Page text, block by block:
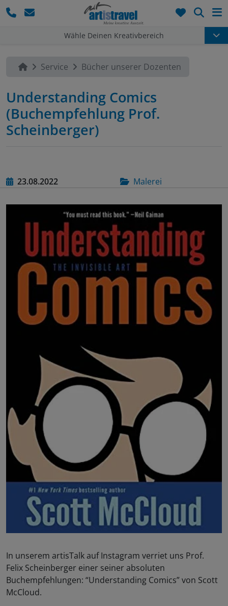
Wähle Deinen Kreativbereich
Service Bücher unserer Dozenten
Understanding Comics
(Buchempfehlung Prof.
Scheinberger)
23.08.2022 Malerei
In unserem artisTalk auf Instagram verriet uns Prof.
Felix Scheinberger einer seiner absoluten
Buchempfehlungen: “Understanding Comics” von Scott
McCloud.